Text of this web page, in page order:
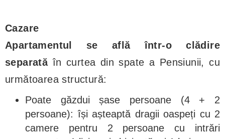
Cazare
Apartamentul se află într-o clădire
separatăîn curtea din spate a Pensiunii, cu
următoarea structură:
Poate găzdui șase persoane (4 + 2
persoane): își așteaptă dragii oaspeți cu 2
camere pentru 2 persoane cu intrări